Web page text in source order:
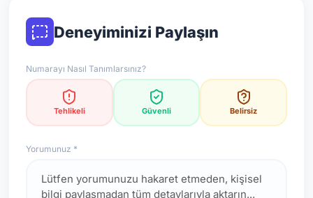
resmi doğrulama niteliği taşımaz.
*Not: Değerlendirmeler onaylı kullanıcı yorumlarına göre
güncellenir.
Deneyiminizi Paylaşın
Numarayı Nasıl Tanımlarsınız?
Tehlikeli Güvenli Belirsiz
Yorumunuz *